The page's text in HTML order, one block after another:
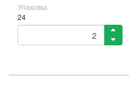
Упаковка
24